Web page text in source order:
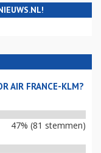
AIR FRANCE-KLM?
47% (81 stemmen)